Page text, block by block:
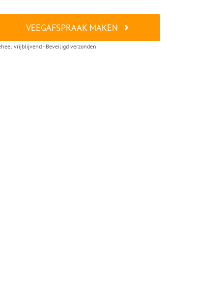
VEEGAFSPRAAK MAKEN
vrijblijvend - Beveiligd verzonden